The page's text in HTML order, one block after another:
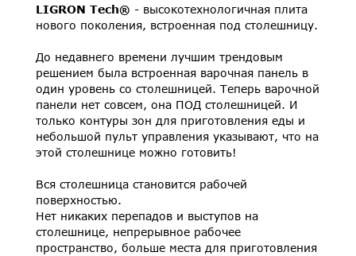
LIGRON Tech® - высокотехнологичная плита
нового поколения, встроенная под столешницу.
До недавнего времени лучшим трендовым
решением была встроенная варочная панель в
один уровень со столешницей. Теперь варочной
панели нет совсем, она ПОД столешницей. И
только контуры зон для приготовления еды и
небольшой пульт управления указывают, что на
этой столешнице можно готовить!
Вся столешница становится рабочей
поверхностью.
Нет никаких перепадов и выступов на
столешнице, непрерывное рабочее
пространство, больше места для приготовления